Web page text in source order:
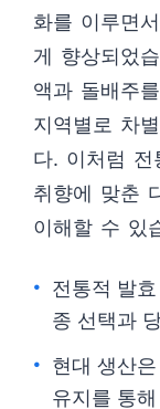
화를 이루면
게 향상되었
액과 돌배주
지역별로 차
다. 이처럼 전
취향에 맞춘
이해할 수 있
전통적 발
종 선택과
현대 생산
유지를 통